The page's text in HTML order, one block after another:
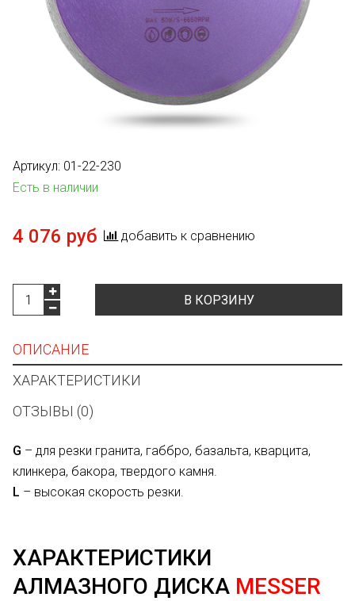
Артикул: 01-22-230
Есть в наличии
4 076 руб добавить к сравнению
В КОРЗИНУ
ОПИСАНИЕ
ХАРАКТЕРИСТИКИ
ОТЗЫВЫ (0)
G – для резки гранита, габбро, базальта, кварцита,
клинкера, бакора, твердого камня.
L – высокая скорость резки.
ХАРАКТЕРИСТИКИ
АЛМАЗНОГО ДИСКА MESSER